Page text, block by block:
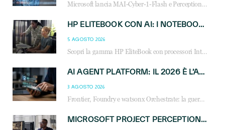
Microsoft lancia MAI-Cyber-1-Flash e Perception: cybersecurity agentica in preview dal 3 novembre. Cosa cambia per MSP, system integrator e reseller.
HP ELITEBOOK CON AI: I NOTEBOOK BUSINESS INTELLIGENTI CHE TRASFORMANO PRODUTTIVITÀ, SICUREZZA E LAVORO IBRIDO
5 AGOSTO 2026
Scopri la gamma HP EliteBook con processori Intel® Core™ Ultra e AMD Ryzen™ AI. Notebook business progettati per aumentare la produttività, migliorare la collaborazione e garantire sicurezza avanzata in ufficio e in mobilità.
AI AGENT PLATFORM: IL 2026 È L’ANNO DEL «SISTEMA OPERATIVO» PER GLI AGENTI AZIENDALI
3 AGOSTO 2026
Frontier, Foundry e watsonx Orchestrate: la guerra delle piattaforme AI agent ridisegna il mercato IT. Cosa cambia per reseller, MSP e system integrator.
MICROSOFT PROJECT PERCEPTION: COME GLI AGENTI AI CAMBIERANNO SOC, CYBERSECURITY E SERVIZI MSP